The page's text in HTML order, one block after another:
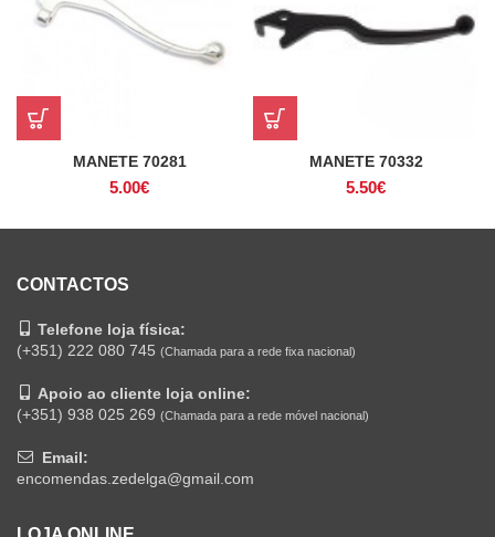
MANETE 70281
5.00€
MANETE 70332
5.50€
CONTACTOS
Telefone loja física:
(+351) 222 080 745 (Chamada para a rede fixa nacional)
Apoio ao cliente loja online:
(+351) 938 025 269 (Chamada para a rede móvel nacional)
Email:
encomendas.zedelga@gmail.com